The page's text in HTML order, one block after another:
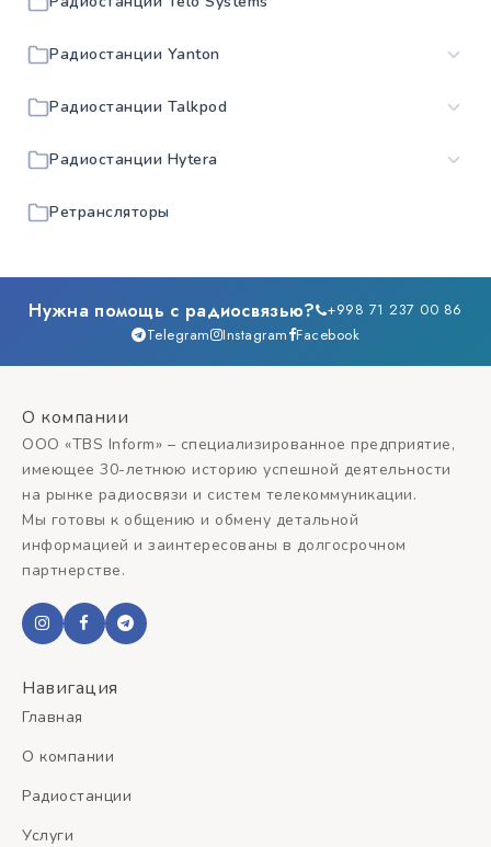
Радиостанции Yanton
Радиостанции Talkpod
Радиостанции Hytera
Ретрансляторы
Нужна помощь с радиосвязью?
+998 71 237 00 86
Telegram
Instagram Facebook
О компании
ООО «TBS Inform» – специализированное предприятие,
имеющее 30-летнюю историю успешной деятельности
на рынке радиосвязи и систем телекоммуникации.
Мы готовы к общению и обмену детальной
информацией и заинтересованы в долгосрочном
партнерстве.
Навигация
Главная
О компании
Радиостанции
Услуги